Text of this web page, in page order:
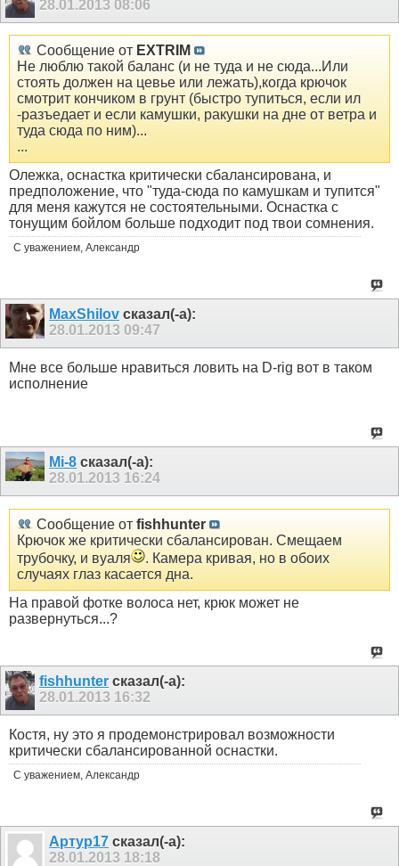
28.01.2013 08:06
Сообщение от EXTRIM
Не люблю такой баланс (и не туда и не сюда...Или
стоять должен на цевье или лежать),когда крючок
смотрит кончиком в грунт (быстро тупиться, если ил
-разъедает и если камушки, ракушки на дне от ветра и
туда сюда по ним)...
...
Олежка, оснастка критически сбалансирована, и
предположение, что "туда-сюда по камушкам и тупится"
для меня кажутся не состоятельными. Оснастка с
тонущим бойлом больше подходит под твои сомнения.
С уважением, Александр
MaxShilov сказал(-а):
28.01.2013 09:47
Мне все больше нравиться ловить на D-rig вот в таком
исполнение
Mi-8 сказал(-а):
28.01.2013 16:24
Сообщение от fishhunter
Крючок же критически сбалансирован. Смещаем
трубочку, и вуаля
. Камера кривая, но в обоих
случаях глаз касается дна.
На правой фотке волоса нет, крюк может не
развернуться...?
fishhunter сказал(-а):
28.01.2013 16:32
Костя, ну это я продемонстрировал возможности
критически сбалансированной оснастки.
С уважением, Александр
Артур17 сказал(-а):
28.01.2013 18:18